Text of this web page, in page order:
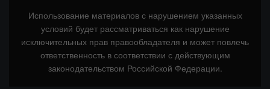
Использование материалов с нарушением указанных
условий будет рассматриваться как нарушение
исключительных прав правообладателя и может повлечь
ответственность в соответствии с действующим
законодательством Российской Федерации.